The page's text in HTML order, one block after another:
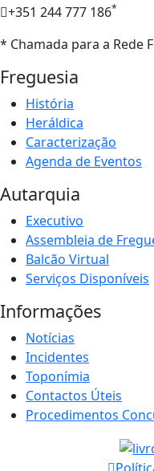
+351 244 777 186*
* Chamada para a Rede
Freguesia
História
Heráldica
Caracterização
Agenda de Eventos
Autarquia
Executivo
Assembleia de
Balcão Virtual
Serviços Disponíveis
Informações
Notícias
Incidentes
Toponímia
Contactos Úteis
Procedimentos